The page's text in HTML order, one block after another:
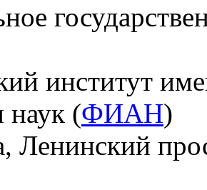
институт
наук (ФИАН)
Ленинский